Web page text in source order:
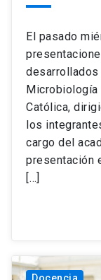
El pasado
Microbiología
Católica,
los
cargo del
presentación
[…]